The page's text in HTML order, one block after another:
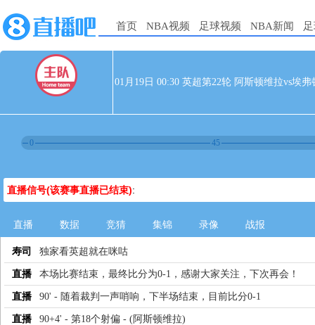
首页 NBA视频 足球视频 NBA新闻
01月19日 00:30 英超第22轮 阿斯顿维拉vs埃弗
0 45
直播信号(该赛事直播已结束):
直播 数据 竞猜 集锦 录像 战报
寿司 独家看英超就在咪咕
直播 本场比赛结束，最终比分为0-1，感谢大家关注，下次再会！
直播 90' - 随着裁判一声哨响，下半场结束，目前比分0-1
直播 90+4' - 第18个射偏 - (阿斯顿维拉)